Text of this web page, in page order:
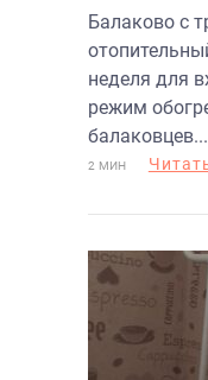
Балаково с
неделя для
режим
балаковцев...
2 МИН